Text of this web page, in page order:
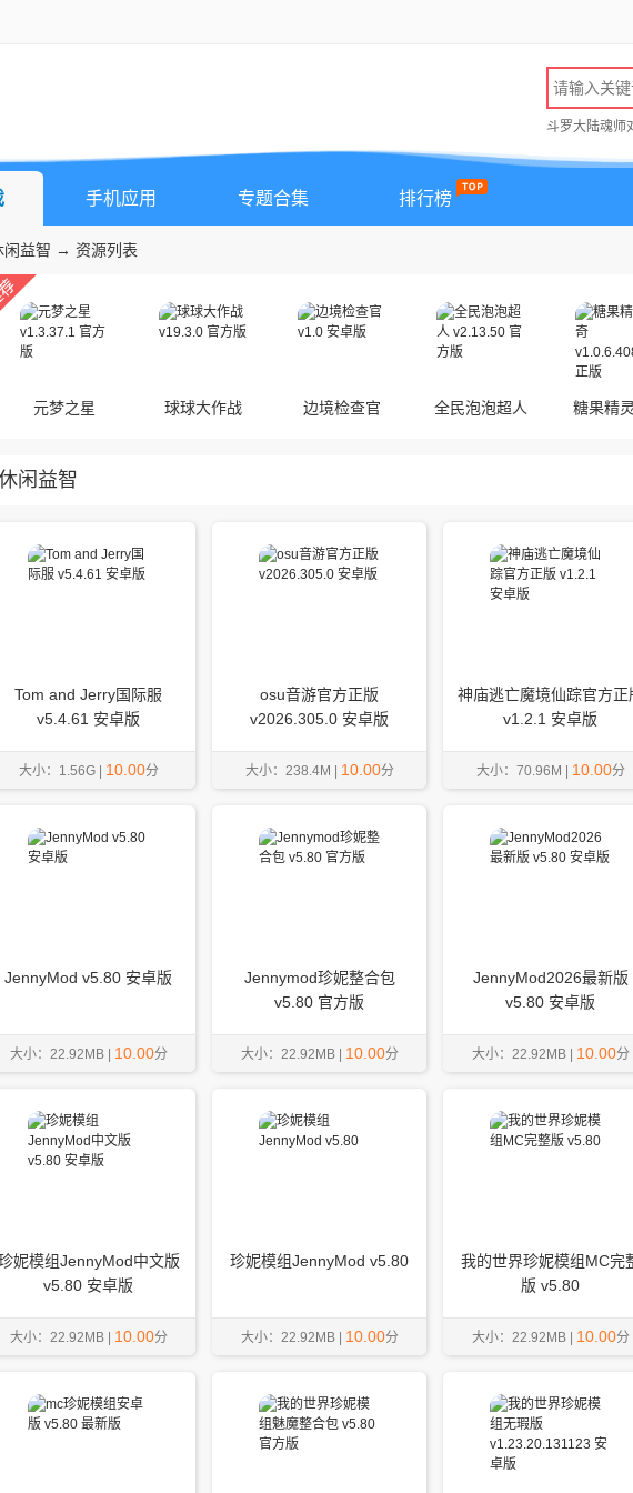
斗罗大陆魂师
手机应用 专题合集 排行榜
闲益智 → 资源列表
元梦之星 球球大作战 边境检查官 全民泡泡超人 糖果精
闲益智
Tom and Jerry国际服
v5.4.61 安卓版
大小：1.56G | 10.00分
osu音游官方正版
v2026.305.0 安卓版
大小：238.4M | 10.00分
神庙逃亡魔境仙踪官方正
v1.2.1 安卓版
大小：70.96M | 10.00分
JennyMod v5.80 安卓版
大小：22.92MB | 10.00分
Jennymod珍妮整合包
v5.80 官方版
大小：22.92MB | 10.00分
JennyMod2026最新版
v5.80 安卓版
大小：22.92MB | 10.00分
妮模组JennyMod中文版
v5.80 安卓版
大小：22.92MB | 10.00分
珍妮模组JennyMod v5.80
大小：22.92MB | 10.00分
我的世界珍妮模组MC完
版 v5.80
大小：22.92MB | 10.00分